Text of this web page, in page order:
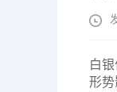
白
形势